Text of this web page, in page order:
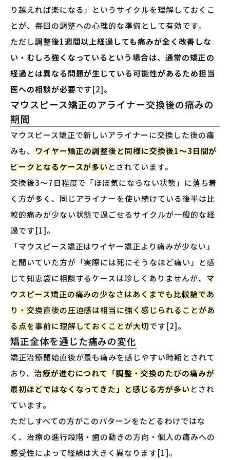
り越えれば楽になる」というサイクルを理解しておくこ
とが、毎回の調整への心理的な準備として有効です。
ただし調整後1週間以上経過しても痛みが全く改善しな
い・むしろ強くなっているという場合は、通常の矯正の
経過とは異なる問題が生じている可能性があるため担当
医への相談が必要です[2]。
マウスピース矯正のアライナー交換後の痛みの
期間
マウスピース矯正で新しいアライナーに交換した後の痛
みも、
ワイヤー矯正の調整後と同様に交換後1〜3日間が
ピークとなるケースが多いとされています。
交換後3〜7日程度で「ほぼ気にならない状態」に落ち着
く方が多く、同じアライナーを使い続けている後半は比
較的痛みが少ない状態で過ごせるサイクルが一般的な経
過です[1]。
「マウスピース矯正はワイヤー矯正より痛みが少ない」
と聞いていた方が「実際には死にそうなほど痛い」と感
じて知恵袋に相談するケースは珍しくありませんが、 マ
ウスピース矯正の痛みの少なさはあくまでも比較論であ
り・交換直後の圧迫感は相当に強く感じられることがあ
る点を事前に理解しておくことが大切です[2]。
矯正全体を通じた痛みの変化
矯正治療開始直後が最も痛みを感じやすい時期とされて
おり、 治療が進むにつれて「調整・交換のたびの痛みが
最初ほどではなくなってきた」と感じる方が多いとされ
ています。
ただしすべての方がこのパターンをたどるわけではな
く、治療の進行段階・歯の動きの方向・個人の痛みへの
感受性によって経験は大きく異なります[1]。